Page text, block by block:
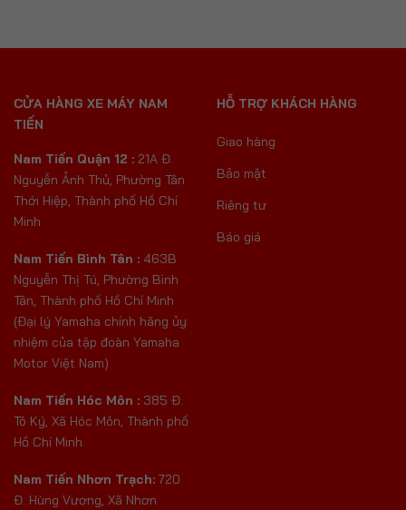
CỬA HÀNG XE MÁY NAM
TIẾN
Nam Tiến Quận 12 : 21A Đ.
Nguyễn Ảnh Thủ, Phường Tân
Thới Hiệp, Thành phố Hồ Chí
Minh
Nam Tiến Bình Tân : 463B
Nguyễn Thị Tú, Phường Bình
Tân, Thành phố Hồ Chí Minh
(Đại lý Yamaha chính hãng ủy
nhiệm của tập đoàn Yamaha
Motor Việt Nam)
Nam Tiến Hóc Môn : 385 Đ.
Tô Ký, Xã Hóc Môn, Thành phố
Hồ Chí Minh
Nam Tiến Nhơn Trạch: 720
Đ. Hùng Vương, Xã Nhơn
HỖ TRỢ KHÁCH HÀNG
Giao hàng
Bảo mật
Riêng tư
Báo giá